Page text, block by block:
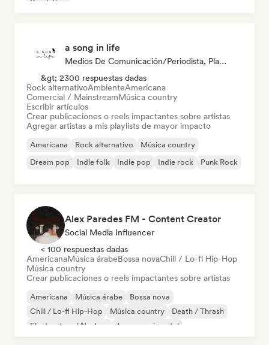
Pop latino
a song in life
Medios De Comunicación/Periodista, Playlist Curator, Social Media Influencer
&gt; 2300 respuestas dadas
Rock alternativoAmbienteAmericana
Comercial / MainstreamMúsica country
Escribir artículos
Crear publicaciones o reels impactantes sobre artistas
Agregar artistas a mis playlists de mayor impacto
Americana Rock alternativo
Música country
Dream pop
Indie folk Indie pop Indie rock Punk Rock
Alex Paredes FM - Content Creator
Social Media Influencer
< 100 respuestas dadas
AmericanaMúsica árabeBossa novaChill / Lo-fi Hip-Hop
Música country
Crear publicaciones o reels impactantes sobre artistas
Americana Música árabe
Bossa nova
Chill / Lo-fi Hip-Hop
Música country
Death / Thrash
Electro Jazz / Nu Jazz
Jazz experimental